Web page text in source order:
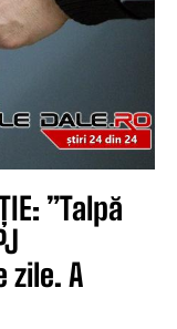
”Talpă
zile. A